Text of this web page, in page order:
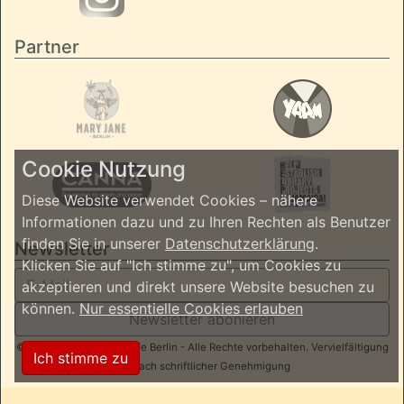
Partner
Newsletter
Newsletter abonieren
© 2026 ReggaeInBerlin.de Berlin - Alle Rechte vorbehalten. Vervielfältigung
nur nach schriftlicher Genehmigung
Cookie Nutzung
Diese Website verwendet Cookies – nähere
Informationen dazu und zu Ihren Rechten als Benutzer
finden Sie in unserer Datenschutzerklärung.
Klicken Sie auf "Ich stimme zu", um Cookies zu
akzeptieren und direkt unsere Website besuchen zu
können.Nur essentielle Cookies erlauben
Ich stimme zu